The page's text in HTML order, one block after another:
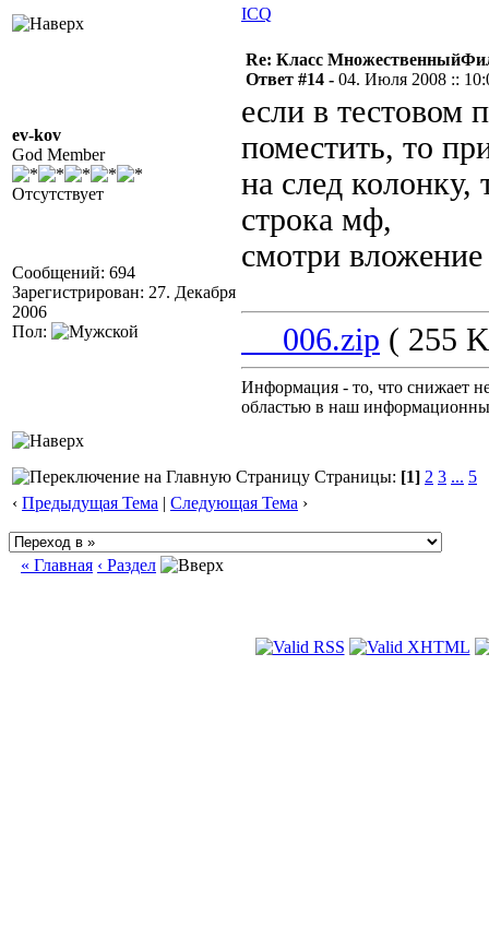
ICQ
ev-kov
God Member
Отсутствует
Сообщений: 694
Зарегистрирован: 27. Декабря
2006
Пол:
Re: Класс
Ответ #14 - 04. Июля 2008 ::
если в тестовом
поместить, то
на след колонку,
строка мф,
смотри вложение
__006.zip ( 255
Информация - то, что снижает
областью в наш
Страницы: [1] 2 3 ... 5
‹ Предыдущая Тема | Следующая Тема ›
« Главная ‹ Раздел